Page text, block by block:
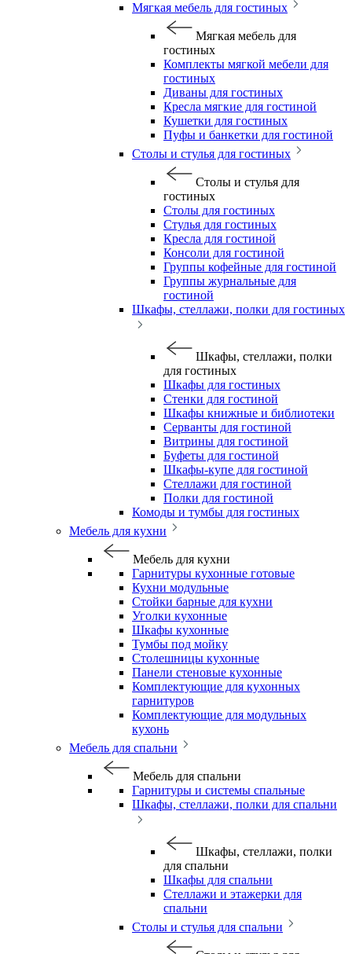
Мягкая мебель для гостиных
Мягкая мебель для
гостиных
Комплекты мягкой мебели для
гостиных
Диваны для гостиных
Кресла мягкие для гостиной
Кушетки для гостиных
Пуфы и банкетки для гостиной
Столы и стулья для гостиных
Столы и стулья для
гостиных
Столы для гостиных
Стулья для гостиных
Кресла для гостиной
Консоли для гостиной
Группы кофейные для гостиной
Группы журнальные для
гостиной
Шкафы, стеллажи, полки для гостиных
Шкафы, стеллажи, полки
для гостиных
Шкафы для гостиных
Стенки для гостиной
Шкафы книжные и библиотеки
Серванты для гостиной
Витрины для гостиной
Буфеты для гостиной
Шкафы-купе для гостиной
Стеллажи для гостиной
Полки для гостиной
Комоды и тумбы для гостиных
Мебель для кухни
Мебель для кухни
Гарнитуры кухонные готовые
Кухни модульные
Стойки барные для кухни
Уголки кухонные
Шкафы кухонные
Тумбы под мойку
Столешницы кухонные
Панели стеновые кухонные
Комплектующие для кухонных
гарнитуров
Комплектующие для модульных
кухонь
Мебель для спальни
Мебель для спальни
Гарнитуры и системы спальные
Шкафы, стеллажи, полки для спальни
Шкафы, стеллажи, полки
для спальни
Шкафы для спальни
Стеллажи и этажерки для
спальни
Столы и стулья для спальни